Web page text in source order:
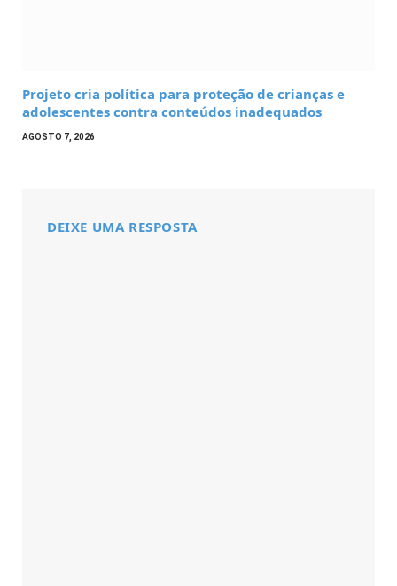
Projeto cria política para proteção de crianças e
adolescentes contra conteúdos inadequados
AGOSTO 7, 2026
DEIXE UMA RESPOSTA